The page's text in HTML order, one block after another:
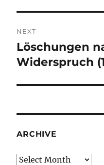
NEXT
Next
post:
Löschungen
Widerspruch
ARCHIVE
Archive